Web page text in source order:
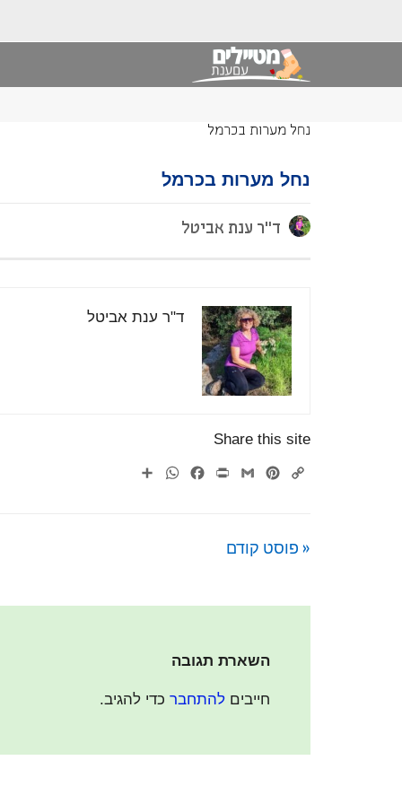
נחל מערות בכרמל
נחל מערות בכרמל
ד"ר ענת אביטל
ד"ר ענת אביטל
Share this site
Copy
Pinterest
Gmail
Print
Facebook
WhatsApp
« פוסט קודם
השארת תגובה
חייבים להתחבר כדי להגיב.